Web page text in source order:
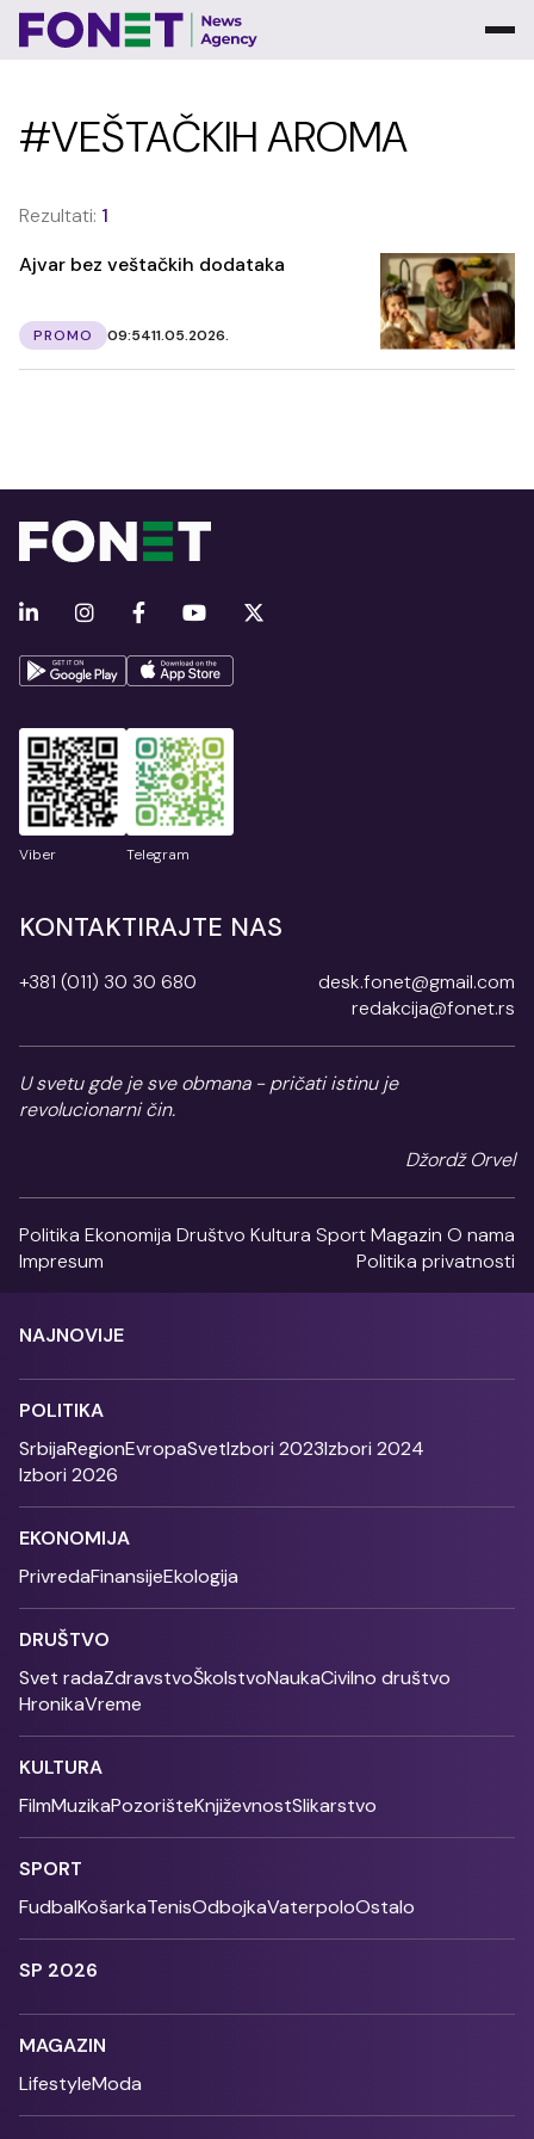
#VEŠTAČKIH AROMA
Rezultati: 1
Ajvar bez veštačkih dodataka
PROMO 09:5411.05.2026.
Viber Telegram
KONTAKTIRAJTE NAS
+381 (011) 30 30 680
desk.fonet@gmail.com
redakcija@fonet.rs
U svetu gde je sve obmana - pričati istinu je
revolucionarni čin.
Džordž Orvel
Politika Ekonomija Društvo Kultura SportMagazin O nama
Impresum
Politika privatnosti
NAJNOVIJE
POLITIKA
SrbijaRegionEvropaSvetIzbori 2023Izbori 2024
Izbori 2026
EKONOMIJA
PrivredaFinansijeEkologija
DRUŠTVO
Svet radaZdravstvoŠkolstvoNaukaCivilno društvo
HronikaVreme
KULTURA
FilmMuzikaPozorišteKnjiževnostSlikarstvo
SPORT
FudbalKošarkaTenisOdbojkaVaterpoloOstalo
SP 2026
MAGAZIN
LifestyleModa